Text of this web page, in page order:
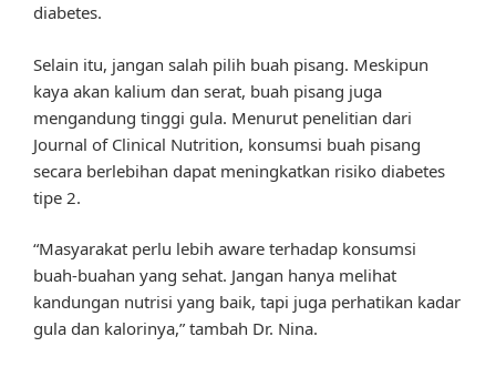
diabetes.
Selain itu, jangan salah pilih buah pisang. Meskipun
kaya akan kalium dan serat, buah pisang juga
mengandung tinggi gula. Menurut penelitian dari
Journal of Clinical Nutrition, konsumsi buah pisang
secara berlebihan dapat meningkatkan risiko diabetes
tipe 2.
“Masyarakat perlu lebih aware terhadap konsumsi
buah-buahan yang sehat. Jangan hanya melihat
kandungan nutrisi yang baik, tapi juga perhatikan kadar
gula dan kalorinya,” tambah Dr. Nina.